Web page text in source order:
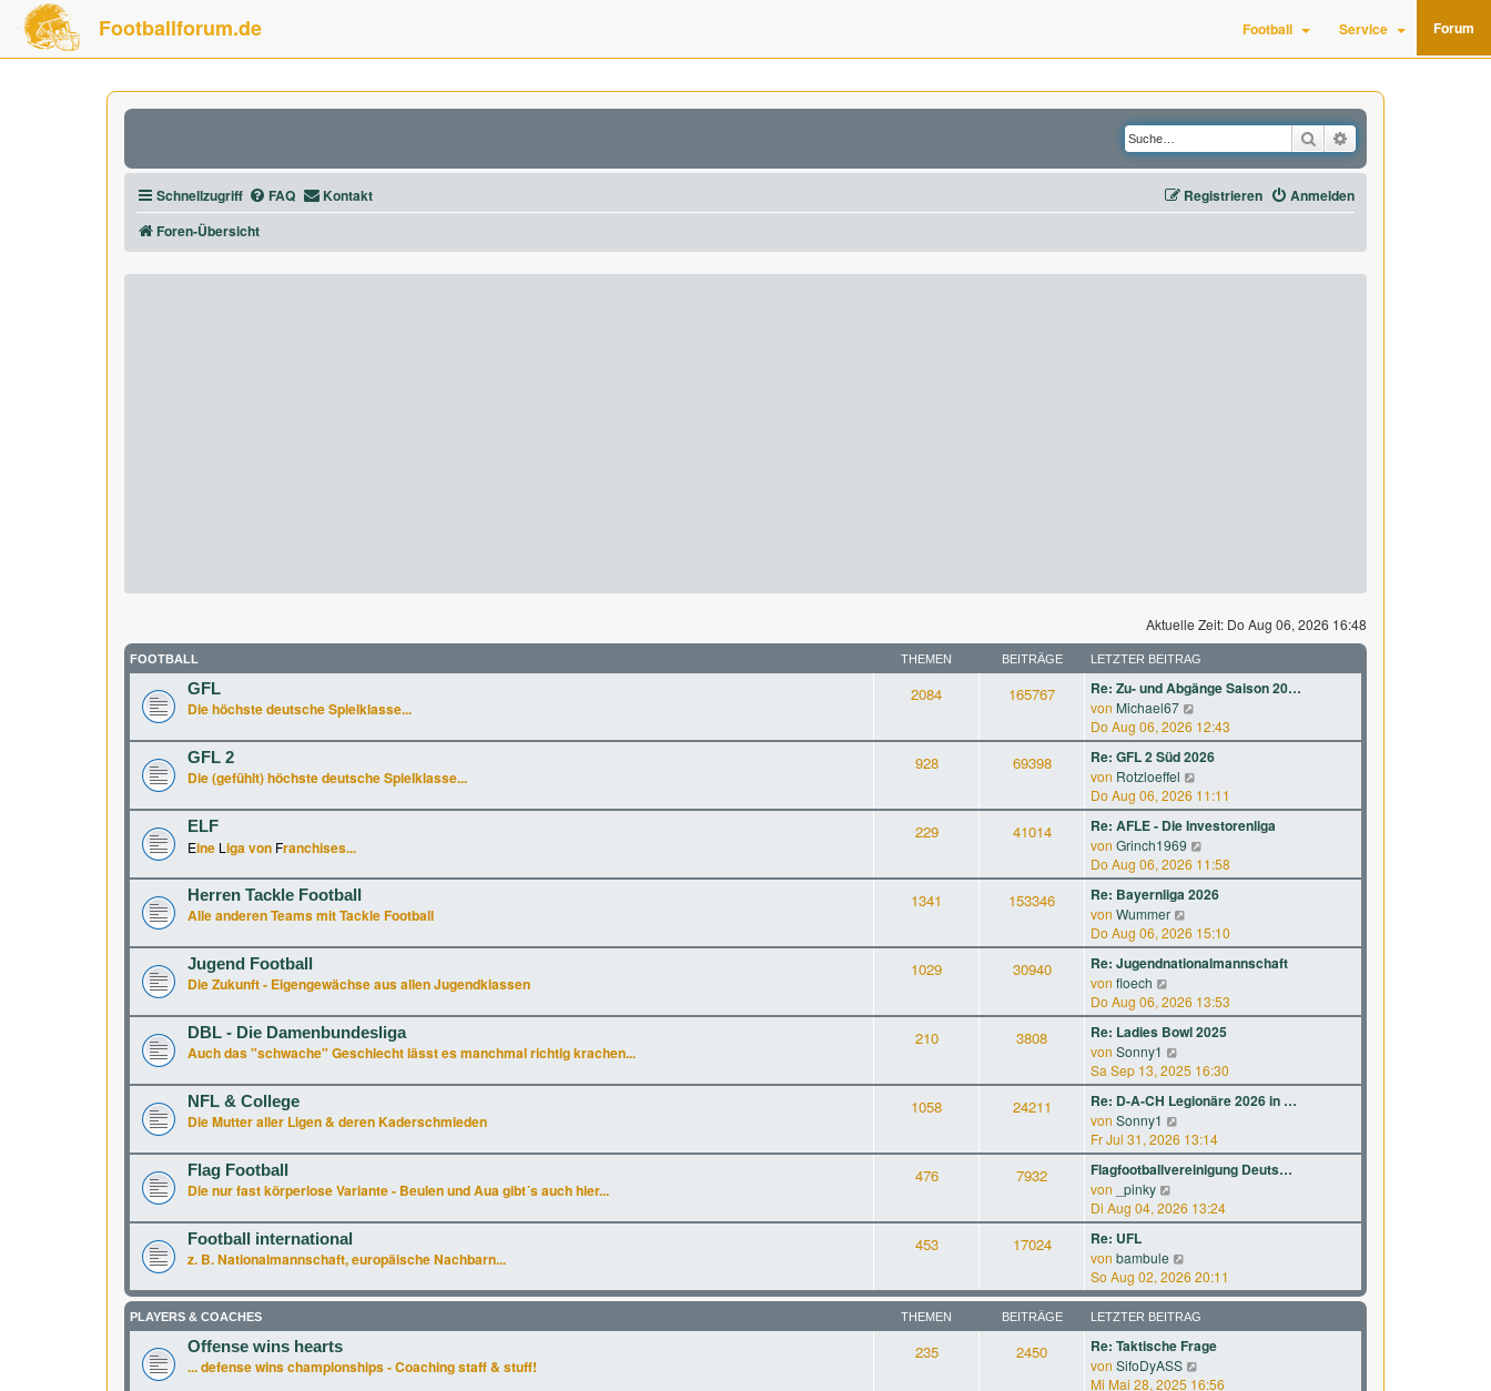
Footballforum.de Football Service Forum
Suche
Schnellzugriff FAQ Kontakt Anmelden
Registrieren
Foren-Übersicht
Aktuelle Zeit: Do Aug 06, 2026 16:48
FOOTBALL THEMEN BEITRÄGE LETZTER BEITRAG
GFL
Die höchste deutsche Spielklasse...
2084 165767 Re: Zu- und Abgänge Saison 20…
von Michael67
e
u
e
t
e
r
B
e
i
r
a
g
Do Aug 06, 2026 12:43
GFL 2
Die (gefühlt) höchste deutsche Spielklasse...
928 69398 Re: GFL 2 Süd 2026
von Rotzloeffel
e
u
e
s
t
e
B
e
i
r
a
g
Do Aug 06, 2026 11:11
ELF
Eine L iga von Franchises...
229 41014 Re: AFLE - Die Investorenliga
von Grinch1969
e
u
e
t
e
B
e
i
r
a
g
Do Aug 06, 2026 11:58
Herren Tackle Football
Alle anderen Teams mit Tackle Football
1341 153346 Re: Bayernliga 2026
von Wummer
e
u
e
t
e
B
e
i
r
a
g
Do Aug 06, 2026 15:10
Jugend Football
Die Zukunft - Eigengewächse aus allen Jugendklassen
1029 30940 Re: Jugendnationalmannschaft
von floech
e
u
e
s
t
e
r
B
e
i
t
r
a
Do Aug 06, 2026 13:53
DBL - Die Damenbundesliga
Auch das "schwache" Geschlecht lässt es manchmal richtig krachen...
210 3808 Re: Ladies Bowl 2025
von Sonny1
e
u
e
t
e
B
e
t
r
a
g
Sa Sep 13, 2025 16:30
NFL & College
Die Mutter aller Ligen & deren Kaderschmieden
1058 24211 Re: D-A-CH Legionäre 2026 in …
von Sonny1
e
u
e
t
r
B
e
i
t
r
a
g
Fr Jul 31, 2026 13:14
Flag Football
Die nur fast körperlose Variante - Beulen und Aua gibt´s auch hier...
476 7932 Flagfootballvereinigung Deuts…
von _pinky
e
u
s
t
e
r
e
i
Di Aug 04, 2026 13:24
Football international
z. B. Nationalmannschaft, europäische Nachbarn...
453 17024 Re: UFL
von bambule
e
u
e
s
t
e
So Aug 02, 2026 20:11
PLAYERS & COACHES THEMEN BEITRÄGE LETZTER BEITRAG
Offense wins hearts
... defense wins championships - Coaching staff & stuff!
235 2450 Re: Taktische Frage
von SifoDyASS
e
Mi Mai 28, 2025 16:56